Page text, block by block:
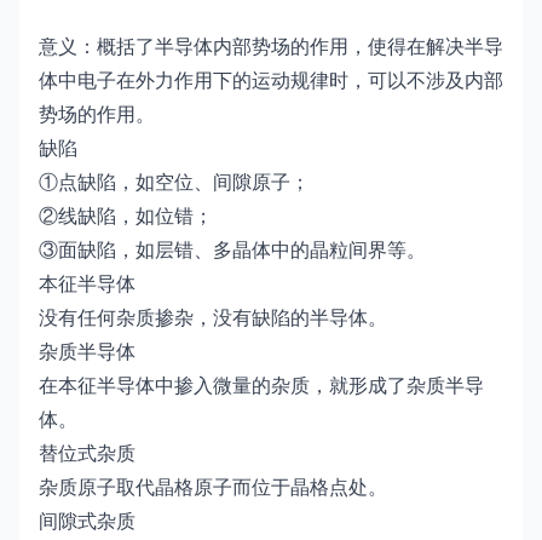
意义：概括了半导体内部势场的作用，使得在解决半导
体中电子在外力作用下的运动规律时，可以不涉及内部
势场的作用。
缺陷
①点缺陷，如空位、间隙原子；
②线缺陷，如位错；
③面缺陷，如层错、多晶体中的晶粒间界等。
本征半导体
没有任何杂质掺杂，没有缺陷的半导体。
杂质半导体
在本征半导体中掺入微量的杂质，就形成了杂质半导
体。
替位式杂质
杂质原子取代晶格原子而位于晶格点处。
间隙式杂质